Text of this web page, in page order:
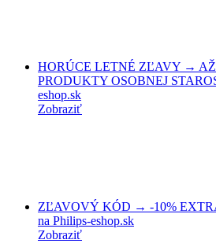
HORÚCE LETNÉ ZĽAVY →
PRODUKTY OSOBNEJ
eshop.sk
Zobraziť
ZĽAVOVÝ KÓD → -10%
na Philips-eshop.sk
Zobraziť